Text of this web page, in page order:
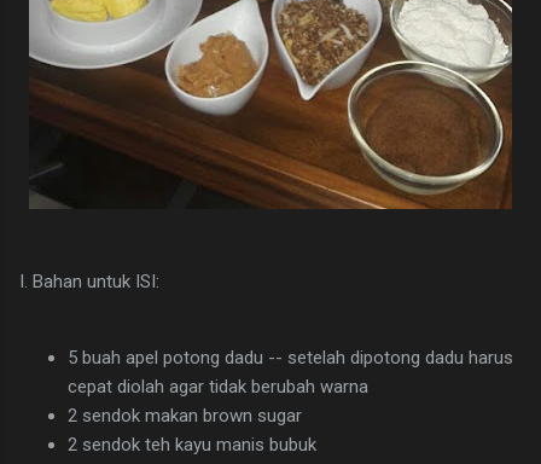
I. Bahan untuk ISI:
5 buah apel potong dadu -- setelah dipotong dadu harus
cepat diolah agar tidak berubah warna
2 sendok makan brown sugar
2 sendok teh kayu manis bubuk